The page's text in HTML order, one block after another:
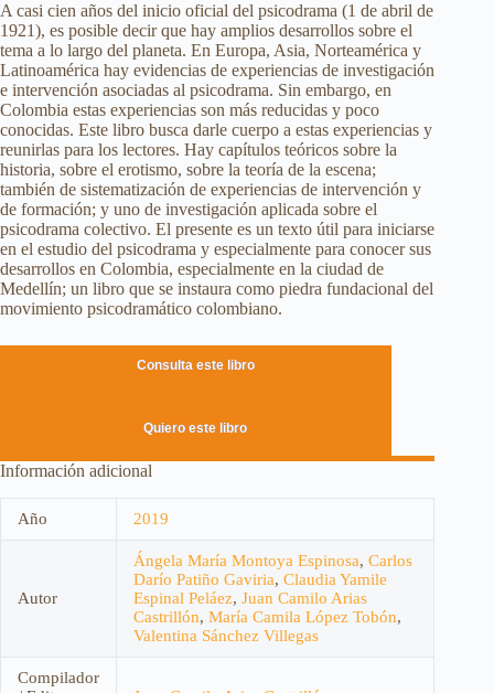
A casi cien años del inicio oficial del psicodrama (1 de abril de
1921), es posible decir que hay amplios desarrollos sobre el
tema a lo largo del planeta. En Europa, Asia, Norteamérica y
Latinoamérica hay evidencias de experiencias de investigación
e intervención asociadas al psicodrama. Sin embargo, en
Colombia estas experiencias son más reducidas y poco
conocidas. Este libro busca darle cuerpo a estas experiencias y
reunirlas para los lectores. Hay capítulos teóricos sobre la
historia, sobre el erotismo, sobre la teoría de la escena;
también de sistematización de experiencias de intervención y
de formación; y uno de investigación aplicada sobre el
psicodrama colectivo. El presente es un texto útil para iniciarse
en el estudio del psicodrama y especialmente para conocer sus
desarrollos en Colombia, especialmente en la ciudad de
Medellín; un libro que se instaura como piedra fundacional del
movimiento psicodramático colombiano.
Consulta este libro
Quiero este libro
Información adicional
Año 2019
Autor
Ángela María Montoya Espinosa, Carlos
Darío Patiño Gaviria, Claudia Yamile
Espinal Peláez, Juan Camilo Arias
Castrillón, María Camila López Tobón,
Valentina Sánchez Villegas
Compilador